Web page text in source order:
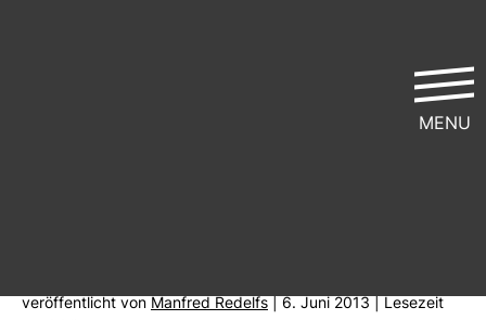
ver­öf­fent­licht von Man­fred Redelfs | 6. Juni 2013 | Lese­zeit
MENU